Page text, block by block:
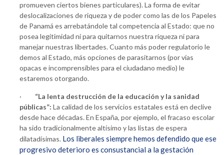
promueven ciertos bienes particulares). La forma de evitar
deslocalizaciones de riqueza y de poder como las de los Papeles
de Panamá es arrebatándole tal competencia al Estado: que no
posea legitimidad ni para quitarnos nuestra riqueza ni para
manejar nuestras libertades. Cuanto más poder regulatorio le
demos al Estado, más opciones de parasitarnos (por vías
opacas e incomprensibles para el ciudadano medio) le
estaremos otorgando.
· “La lenta destrucción de la educación y la sanidad
públicas”: La calidad de los servicios estatales está en declive
desde hace décadas. En España, por ejemplo, el fracaso escolar
ha sido tradicionalmente altísimo y las listas de espera
dilatadísimas. Los liberales siempre hemos defendido que ese
progresivo deterioro es consustancial a la gestación